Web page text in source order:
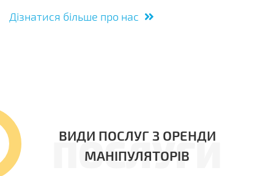
Дізнатися більше про нас
ВИДИ ПОСЛУГ З ОРЕНДИ
МАНІПУЛЯТОРІВ
ПОСЛУГИ